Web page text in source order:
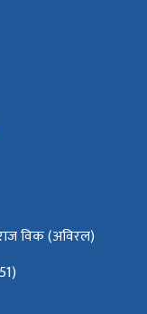
विक (अविरल)